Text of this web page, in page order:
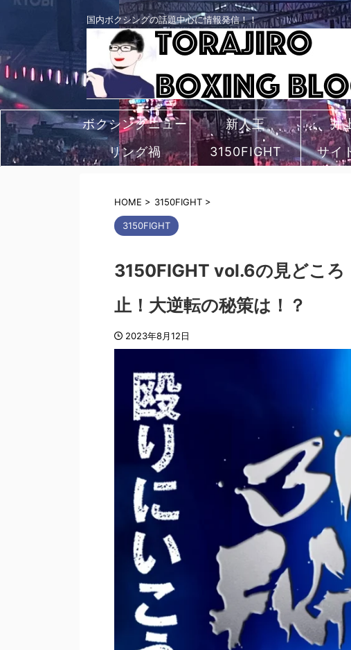
国内ボクシングの話題中心に情報発信！！
ボクシングニュー
ス
新人王 井
リング禍
3150FIGHT サイ
HOME > 3150FIGHT >
3150FIGHT
3150FIGHT vol.6の見どころ
止！大逆転の秘策は！？
2023年8月12日